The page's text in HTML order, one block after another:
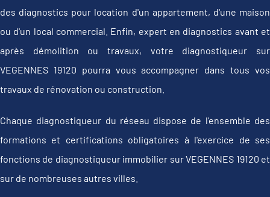
des diagnostics pour location d'un appartement, d'une maison
ou d'un local commercial. Enfin, expert en diagnostics avant et
après démolition ou travaux, votre diagnostiqueur sur
VEGENNES 19120 pourra vous accompagner dans tous vos
travaux de rénovation ou construction.
Chaque diagnostiqueur du réseau dispose de l'ensemble des
formations et certifications obligatoires à l'exercice de ses
fonctions de diagnostiqueur immobilier sur VEGENNES 19120 et
sur de nombreuses autres villes.